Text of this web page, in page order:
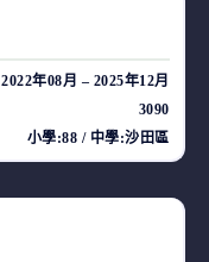
2022年08月 – 2025年12月
3090
小學:88 / 中學:沙田區